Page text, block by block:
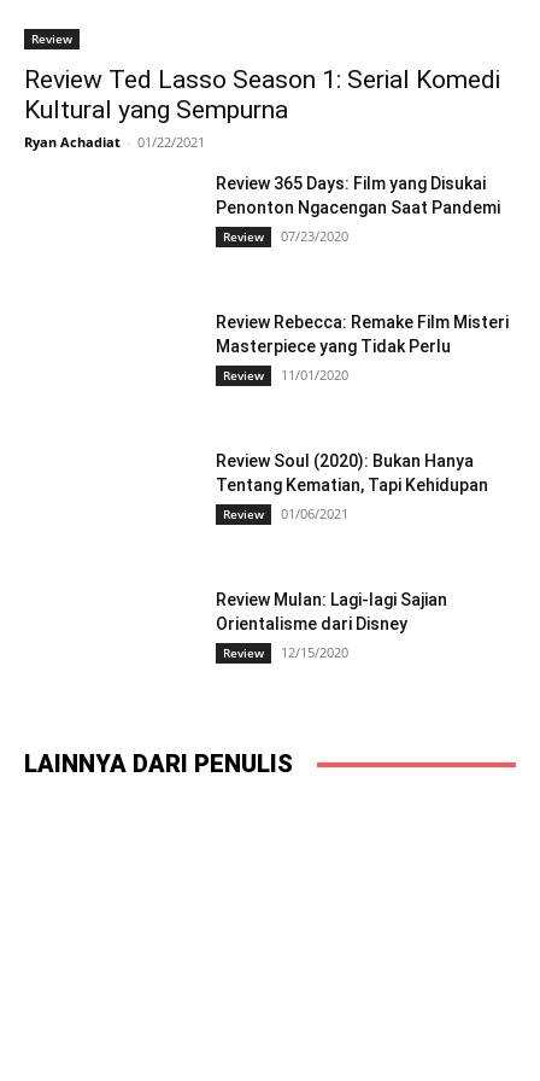
Review
Review Ted Lasso Season 1: Serial Komedi
Kultural yang Sempurna
Ryan Achadiat - 01/22/2021
Review 365 Days: Film yang Disukai
Penonton Ngacengan Saat Pandemi
Review 07/23/2020
Review Rebecca: Remake Film Misteri
Masterpiece yang Tidak Perlu
Review 11/01/2020
Review Soul (2020): Bukan Hanya
Tentang Kematian, Tapi Kehidupan
Review 01/06/2021
Review Mulan: Lagi-lagi Sajian
Orientalisme dari Disney
Review 12/15/2020
LAINNYA DARI PENULIS